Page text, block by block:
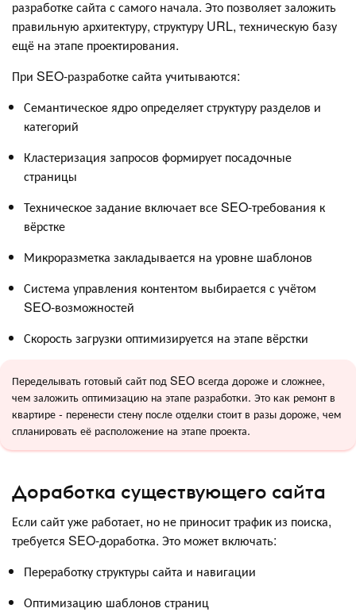
разработке сайта с самого начала. Это позволяет заложить
правильную архитектуру, структуру URL, техническую базу
ещё на этапе проектирования.
При SEO-разработке сайта учитываются:
Семантическое ядро определяет структуру разделов и
категорий
Кластеризация запросов формирует посадочные
страницы
Техническое задание включает все SEO-требования к
вёрстке
Микроразметка закладывается на уровне шаблонов
Система управления контентом выбирается с учётом
SEO-возможностей
Скорость загрузки оптимизируется на этапе вёрстки
Переделывать готовый сайт под SEO всегда дороже и сложнее,
чем заложить оптимизацию на этапе разработки. Это как ремонт в
квартире - перенести стену после отделки стоит в разы дороже, чем
спланировать её расположение на этапе проекта.
Доработка существующего сайта
Если сайт уже работает, но не приносит трафик из поиска,
требуется SEO-доработка. Это может включать:
Переработку структуры сайта и навигации
Оптимизацию шаблонов страниц